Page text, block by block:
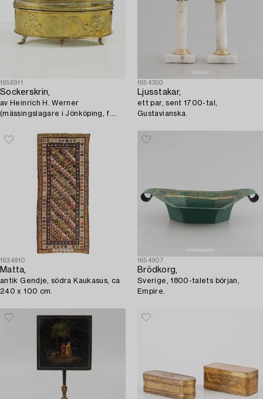
1656911
Sockerskrin,
av Heinrich H. Werner
(mässingslagare i Jönköping, f.
1654350
Ljusstakar,
ett par, sent 1700-tal,
Gustavianska.
1634910
Matta,
antik Gendje, södra Kaukasus, ca
240 x 100 cm.
1654907
Brödkorg,
Sverige, 1800-talets början,
Empire.